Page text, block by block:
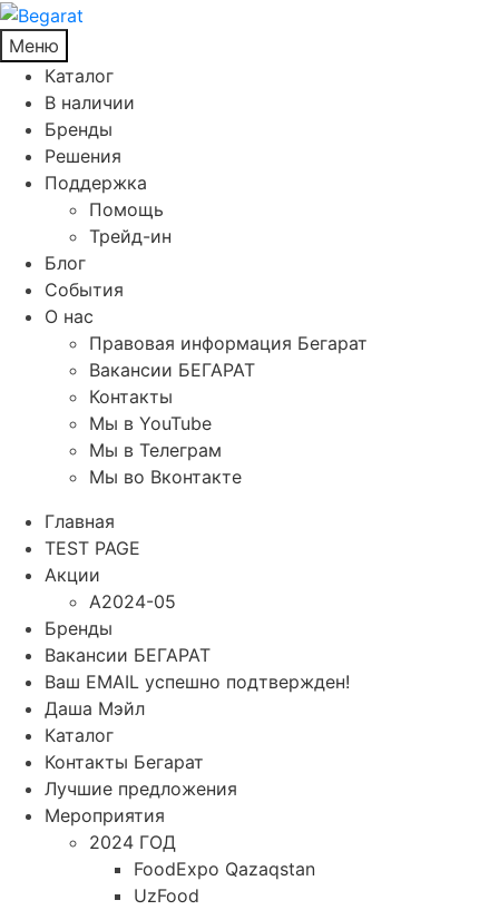
Меню
Каталог
В наличии
Бренды
Решения
Поддержка
Помощь
Трейд-ин
Блог
События
О нас
Правовая информация Бегарат
Вакансии БЕГАРАТ
Контакты
Мы в YouTube
Мы в Телеграм
Мы во Вконтакте
Главная
TEST PAGE
Акции
A2024-05
Бренды
Вакансии БЕГАРАТ
Ваш EMAIL успешно подтвержден!
Даша Мэйл
Каталог
Контакты Бегарат
Лучшие предложения
Мероприятия
2024 ГОД
FoodExpo Qazaqstan
UzFood